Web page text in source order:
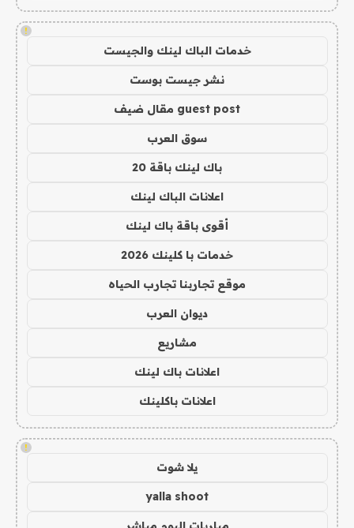
!
خدمات الباك لينك والجيست
نشر جيست بوست
guest post مقال ضيف
سوق العرب
باك لينك باقة 20
اعلانات الباك لينك
أقوى باقة باك لينك
خدمات با كلينك 2026
موقع تجاربنا تجارب الحياه
ديوان العرب
مشاريع
اعلانات باك لينك
اعلانات باكلينك
!
يلا شوت
yalla shoot